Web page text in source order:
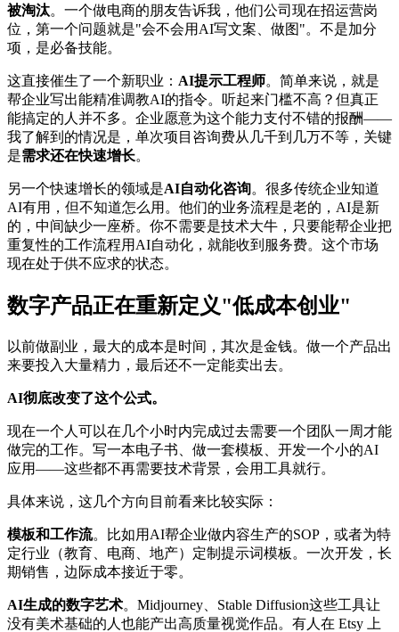
被淘汰。一个做电商的朋友告诉我，他们公司现在招运营岗
位，第一个问题就是"会不会用AI写文案、做图"。不是加分
项，是必备技能。
这直接催生了一个新职业： AI提示工程师。简单来说，就是
帮企业写出能精准调教AI的指令。听起来门槛不高？但真正
能搞定的人并不多。企业愿意为这个能力支付不错的报酬——
我了解到的情况是，单次项目咨询费从几千到几万不等，关键
是需求还在快速增长。
另一个快速增长的领域是AI自动化咨询。很多传统企业知道
AI有用，但不知道怎么用。他们的业务流程是老的，AI是新
的，中间缺少一座桥。你不需要是技术大牛，只要能帮企业把
重复性的工作流程用AI自动化，就能收到服务费。这个市场
现在处于供不应求的状态。
数字产品正在重新定义"低成本创业"
以前做副业，最大的成本是时间，其次是金钱。做一个产品出
来要投入大量精力，最后还不一定能卖出去。
AI彻底改变了这个公式。
现在一个人可以在几个小时内完成过去需要一个团队一周才能
做完的工作。写一本电子书、做一套模板、开发一个小的AI
应用——这些都不再需要技术背景，会用工具就行。
具体来说，这几个方向目前看来比较实际：
模板和工作流。比如用AI帮企业做内容生产的SOP，或者为特
定行业（教育、电商、地产）定制提示词模板。一次开发，长
期销售，边际成本接近于零。
AI生成的数字艺术。Midjourney、Stable Diffusion这些工具让
没有美术基础的人也能产出高质量视觉作品。有人在 Etsy 上